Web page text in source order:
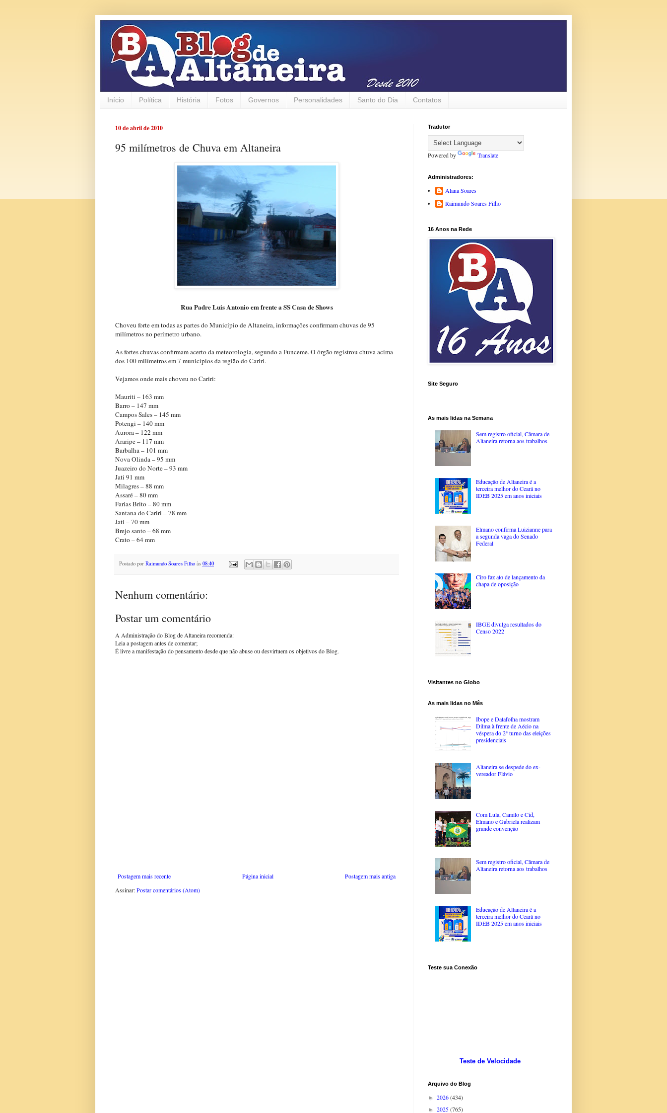
Início Política História Fotos Governos Personalidades Santo do Dia Contatos
10 de abril de 2010
95 milímetros de Chuva em Altaneira
Rua Padre Luis Antonio em frente a SS Casa de Shows
Choveu forte em todas as partes do Município de Altaneira, informações confirmam chuvas de 95
milímetros no perímetro urbano.
As fortes chuvas confirmam acerto da meteorologia, segundo a Funceme. O órgão registrou chuva acima
dos 100 milímetros em 7 municípios da região do Cariri.
Vejamos onde mais choveu no Cariri:
Mauriti – 163 mm
Barro – 147 mm
Campos Sales – 145 mm
Potengi – 140 mm
Aurora – 122 mm
Araripe – 117 mm
Barbalha – 101 mm
Nova Olinda – 95 mm
Juazeiro do Norte – 93 mm
Jati 91 mm
Milagres – 88 mm
Assaré – 80 mm
Farias Brito – 80 mm
Santana do Cariri – 78 mm
Jati – 70 mm
Brejo santo – 68 mm
Crato – 64 mm
Postado por Raimundo Soares Filho às 08:40
Nenhum comentário:
Postar um comentário
A Administração do Blog de Altaneira recomenda:
Leia a postagem antes de comentar;
É livre a manifestação do pensamento desde que não abuse ou desvirtuem os objetivos do Blog.
Postagem mais recente Postagem mais antiga
Página inicial
Assinar:Postar comentários (Atom)
Tradutor
Powered by Translate
Administradores:
Alana Soares
Raimundo Soares Filho
16 Anos na Rede
Site Seguro
As mais lidas na Semana
Sem registro oficial, Câmara de
Altaneira retorna aos trabalhos
Educação de Altaneira é a
terceira melhor do Ceará no
IDEB 2025 em anos iniciais
Elmano confirma Luizianne para
a segunda vaga do Senado
Federal
Ciro faz ato de lançamento da
chapa de oposição
IBGE divulga resultados do
Censo 2022
Visitantes no Globo
As mais lidas no Mês
Ibope e Datafolha mostram
Dilma à frente de Aécio na
véspera do 2º turno das eleições
presidenciais
Altaneira se despede do ex-
vereador Flávio
Com Lula, Camilo e Cid,
Elmano e Gabriela realizam
grande convenção
Sem registro oficial, Câmara de
Altaneira retorna aos trabalhos
Educação de Altaneira é a
terceira melhor do Ceará no
IDEB 2025 em anos iniciais
Teste sua Conexão
Teste de Velocidade
Arquivo do Blog
► 2026(434)
► 2025(765)